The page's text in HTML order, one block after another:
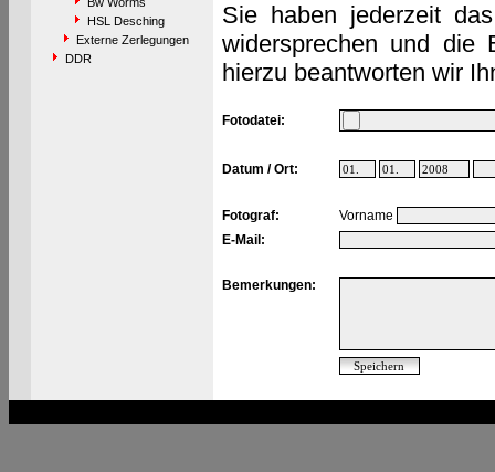
HSL Desching
Externe Zerlegungen
DDR
Sie haben jederzeit
widersprechen und die
hierzu beantworten wir
Fotodatei:
Datum / Ort:
Fotograf:
Vorname
E-Mail:
Bemerkungen: